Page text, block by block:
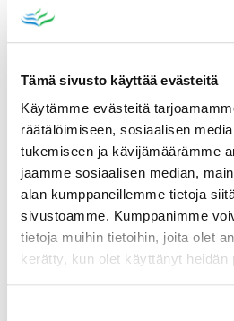
Tämä sivusto käyttää evästeitä
Käytämme evästeitä
räätälöimiseen, sosiaalisen
tukemiseen ja kävijämäärämme
jaamme sosiaalisen median,
alan kumppaneillemme tietoja
sivustoamme. Kumppanimme
tietoja muihin tietoihin, joita olet
kerätty, kun olet käyttänyt heidän
IKAALISTEN
TAMPEREENTIEN (MT 13139)
KAMRAATINTIE JA
KIRKKOKADUN
KYRÖSSELÄNKATU
LUKKARINKUJAN
LÄYKKÄLÄNTIEN